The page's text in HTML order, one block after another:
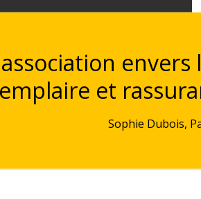
et
Sophie Dubois,